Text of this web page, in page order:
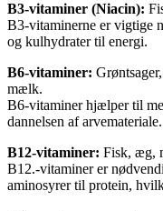
B3-vitaminer (Niacin):
B3-vitaminerne er vigtige
og kulhydrater til energi.
B6-vitaminer:
mælk.
B6-vitaminer hjælper til
dannelsen af arvemateriale.
B12-vitaminer: Fisk, æg,
B12.-vitaminer er
aminosyrer til protein,